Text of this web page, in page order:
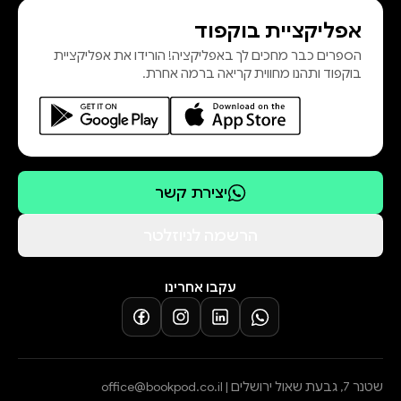
אפליקציית בוקפוד
הספרים כבר מחכים לך באפליקציה! הורידו את אפליקציית
בוקפוד ותהנו מחווית קריאה ברמה אחרת.
יצירת קשר
עקבו אחרינו
שטנר 7, גבעת שאול ירושלים | office@bookpod.co.il